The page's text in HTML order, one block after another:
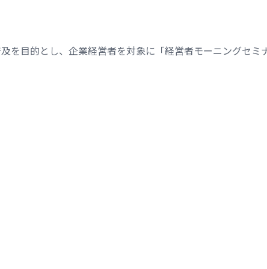
目的とし、企業経営者を対象に「経営者モーニングセミ